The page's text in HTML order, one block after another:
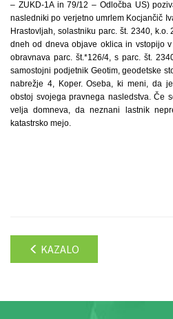
– ZUKD-1A in 79/12 – Odločba US)
nasledniki po verjetno umrlem Kocjančič
Hrastovljah, solastniku parc. št. 2340,
dneh od dneva objave oklica in vstopijo
obravnava parc. št.*126/4, s parc. št.
samostojni podjetnik Geotim, geodetske
nabrežje 4, Koper. Oseba, ki meni, da
obstoj svojega pravnega nasledstva. Če
velja domneva, da neznani lastnik
katastrsko mejo.
KAZALO